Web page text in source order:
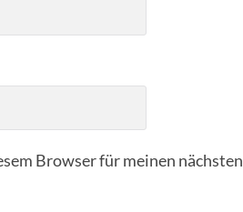
Browser für meinen nächsten